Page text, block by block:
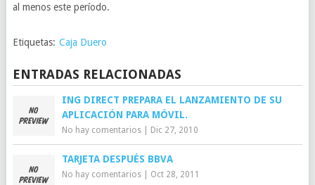
al menos este período.
Etiquetas: Caja Duero
ENTRADAS RELACIONADAS
ING DIRECT PREPARA EL LANZAMIENTO DE SU
APLICACIÓN PARA MÓVIL.
No hay comentarios| Dic 27, 2010
TARJETA DESPUÉS BBVA
No hay comentarios| Oct 28, 2011